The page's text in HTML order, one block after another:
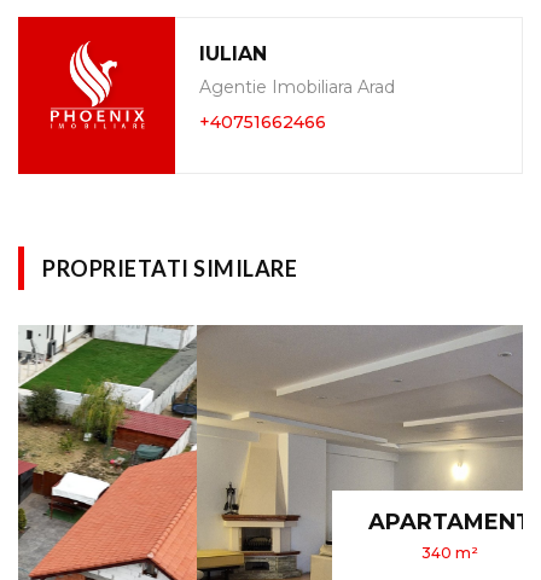
IULIAN
Agentie Imobiliara Arad
+40751662466
PROPRIETATI SIMILARE
APARTAMENT
340 m²